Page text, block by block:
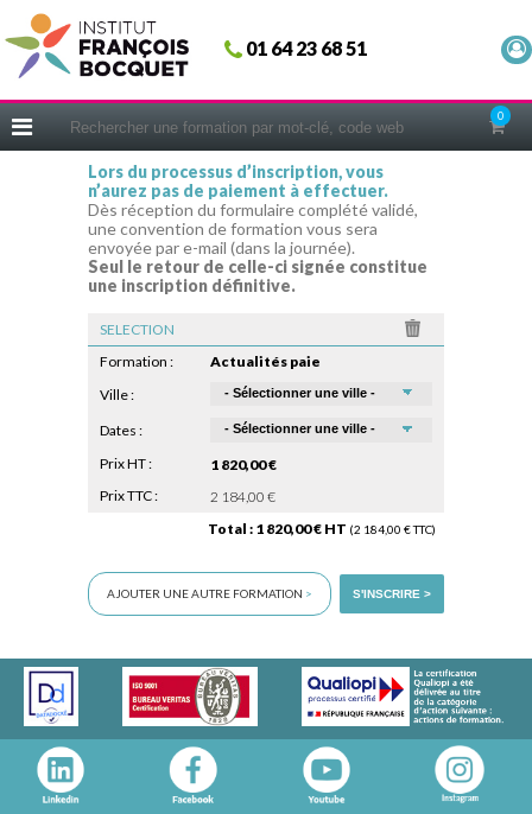
01 64 23 68 51
0
Fermer
ACCUEIL
CERIFICATIONS
INTRAS | SUR-MESURE
COACHING
EN PRATIQUE
CONSEILS MICRO-COACHING
PODCAST
WEBINAIRES
QUESTIONNAIRE GRATUIT
Lors du processus d’inscription, vous
n’aurez pas de paiement à effectuer.
Dès réception du formulaire complété validé,
une convention de formation vous sera
envoyée par e-mail (dans la journée).
Seul le retour de celle-ci signée constitue
une inscription définitive.
Total : 1 820,00 € HT (2 184,00 € TTC)
Formation :
Actualités paie
Ville :
Dates :
Prix HT :
1 820,00 €
Prix TTC :
2 184,00 €
SELECTION
AJOUTER UNE AUTRE FORMATION > S'INSCRIRE >